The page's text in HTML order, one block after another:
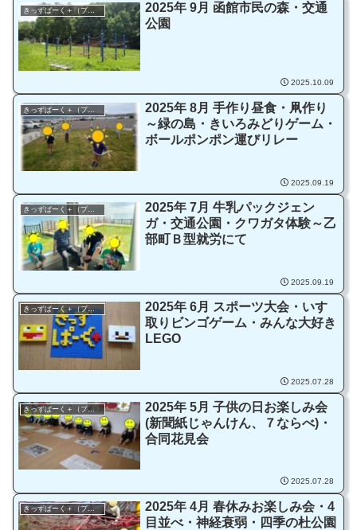
きっずぱーく＋（プラス）
2025年 9月 函館市民の森・交通
公園
2025.10.09
きっずぱーく＋（プラス）
2025年 8月 手作り昼食・凧作り
～緑の島・きいろみどりゲーム・
ボールポンポン運びリレー
2025.09.19
きっずぱーく＋（プラス）
2025年 7月 牛乳パックジェン
ガ・交通公園・クワガタ体験～乙
部町Ｂ型就労にて
2025.09.19
きっずぱーく＋（プラス）
2025年 6月 スポーツ大会・いす
取りビンゴゲーム・みんな大好き
LEGO
2025.07.28
きっずぱーく＋（プラス）
2025年 5月 子供の日お楽しみ会
(新聞紙じゃんけん、７ならべ)・
合同花見会
2025.07.28
きっずぱーく＋（プラス）
2025年 4月 春休みお楽しみ会・4
目並べ・神経衰弱・四季の杜公園